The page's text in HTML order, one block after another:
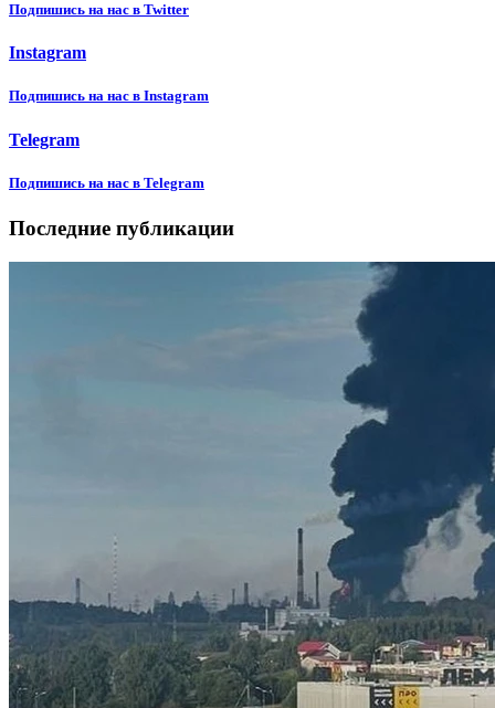
Подпишиcь на нас в Twitter
Instagram
Подпишиcь на нас в Instagram
Telegram
Подпишиcь на нас в Telegram
Последние публикации